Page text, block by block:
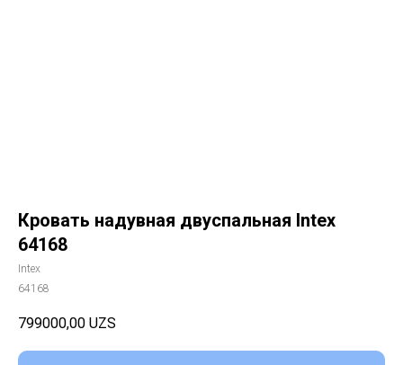
Кровать надувная двуспальная Intex
64168
Intex
64168
799000,00 UZS